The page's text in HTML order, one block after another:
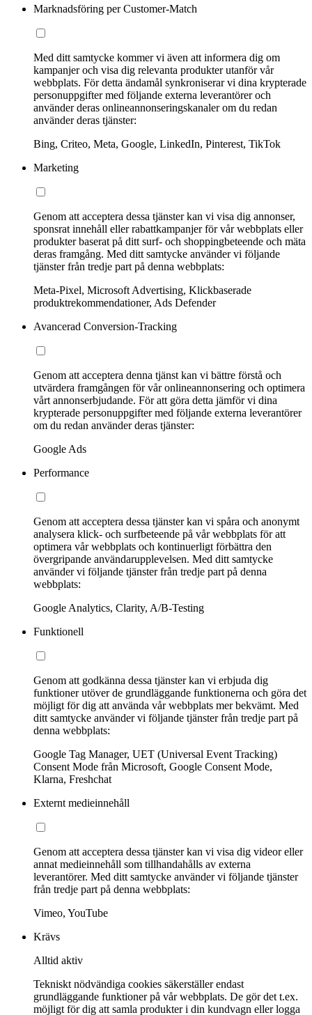
Marknadsföring per Customer-Match
Med ditt samtycke kommer vi även att informera dig om
kampanjer och visa dig relevanta produkter utanför vår
webbplats. För detta ändamål synkroniserar vi dina krypterade
personuppgifter med följande externa leverantörer och
använder deras onlineannonseringskanaler om du redan
använder deras tjänster:
Bing, Criteo, Meta, Google, LinkedIn, Pinterest, TikTok
Marketing
Genom att acceptera dessa tjänster kan vi visa dig annonser,
sponsrat innehåll eller rabattkampanjer för vår webbplats eller
produkter baserat på ditt surf- och shoppingbeteende och mäta
deras framgång. Med ditt samtycke använder vi följande
tjänster från tredje part på denna webbplats:
Meta-Pixel, Microsoft Advertising, Klickbaserade
produktrekommendationer, Ads Defender
Avancerad Conversion-Tracking
Genom att acceptera denna tjänst kan vi bättre förstå och
utvärdera framgången för vår onlineannonsering och optimera
vårt annonserbjudande. För att göra detta jämför vi dina
krypterade personuppgifter med följande externa leverantörer
om du redan använder deras tjänster:
Google Ads
Performance
Genom att acceptera dessa tjänster kan vi spåra och anonymt
analysera klick- och surfbeteende på vår webbplats för att
optimera vår webbplats och kontinuerligt förbättra den
övergripande användarupplevelsen. Med ditt samtycke
använder vi följande tjänster från tredje part på denna
webbplats:
Google Analytics, Clarity, A/B-Testing
Funktionell
Genom att godkänna dessa tjänster kan vi erbjuda dig
funktioner utöver de grundläggande funktionerna och göra det
möjligt för dig att använda vår webbplats mer bekvämt. Med
ditt samtycke använder vi följande tjänster från tredje part på
denna webbplats:
Google Tag Manager, UET (Universal Event Tracking)
Consent Mode från Microsoft, Google Consent Mode,
Klarna, Freshchat
Externt medieinnehåll
Genom att acceptera dessa tjänster kan vi visa dig videor eller
annat medieinnehåll som tillhandahålls av externa
leverantörer. Med ditt samtycke använder vi följande tjänster
från tredje part på denna webbplats:
Vimeo, YouTube
Krävs
Alltid aktiv
Tekniskt nödvändiga cookies säkerställer endast
grundläggande funktioner på vår webbplats. De gör det t.ex.
möjligt för dig att samla produkter i din kundvagn eller logga